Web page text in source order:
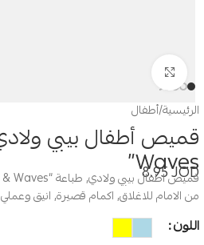
الرئيسية/أطفال
Waves”
8.95JOD
من الامام للاغلاق, اكمام قصيرة, انيق وعملي
اللون